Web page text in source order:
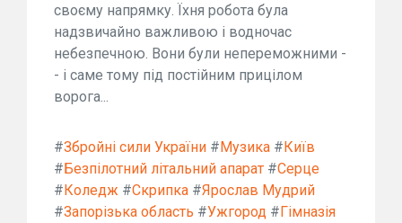
своєму напрямку. Їхня робота була
надзвичайно важливою і водночас
небезпечною. Вони були непереможними -
- і саме тому під постійним прицілом
ворога...
#Збройні сили України #Музика #Київ
#Безпілотний літальний апарат #Серце
#Коледж #Скрипка #Ярослав Мудрий
#Запорізька область #Ужгород #Гімназія